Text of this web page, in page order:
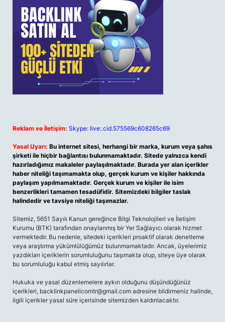
Reklam ve İletişim: Skype: live:.cid.575569c608265c69
Yasal Uyarı: Bu internet sitesi, herhangi bir marka, kurum veya şahıs
şirketi ile hiçbir bağlantısı bulunmamaktadır. Sitede yalnızca kendi
hazırladığımız makaleler paylaşılmaktadır. Burada yer alan içerikler
haber niteliği taşımamakta olup, gerçek kurum ve kişiler hakkında
paylaşım yapılmamaktadır. Gerçek kurum ve kişiler ile isim
benzerlikleri tamamen tesadüfidir. Sitemizdeki bilgiler taslak
halindedir ve tavsiye niteliği taşımazlar.
Sitemiz, 5651 Sayılı Kanun gereğince Bilgi Teknolojileri ve İletişim
Kurumu (BTK) tarafından onaylanmış bir Yer Sağlayıcı olarak hizmet
vermektedir. Bu nedenle, sitedeki içerikleri proaktif olarak denetleme
veya araştırma yükümlülüğümüz bulunmamaktadır. Ancak, üyelerimiz
yazdıkları içeriklerin sorumluluğunu taşımakta olup, siteye üye olarak
bu sorumluluğu kabul etmiş sayılırlar.
Hukuka ve yasal düzenlemelere aykırı olduğunu düşündüğünüz
içerikleri, backlinkpanelicomtr@gmail.com adresine bildirmeniz halinde,
ilgili içerikler yasal süre içerisinde sitemizden kaldırılacaktır.